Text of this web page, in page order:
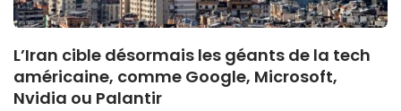
L’Iran cible désormais les géants de la tech
américaine, comme Google, Microsoft,
Nvidia ou Palantir